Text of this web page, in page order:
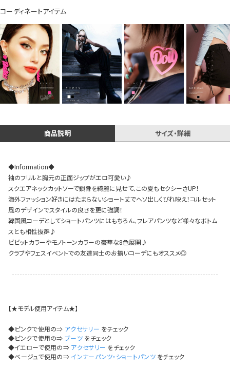
今活躍している多ジャンルダンサーさん×bombshellコラボ特集
コーディネートアイテム
商品説明 サイズ・詳細
◆Information◆
袖のフリルと胸元の正面ジップがエロ可愛い♪
スクエアネックカットソーで鎖骨を綺麗に見せて、この夏もセクシーさUP！
海外ファッション好きにはたまらないショート丈でヘソ出しくびれ映え！コルセット
風のデザインでスタイルの良さを更に強調！
韓国風コーデとしてショートパンツにはもちろん、フレアパンツなど様々なボトム
スとも相性抜群♪
ビビットカラーやモノトーンカラーの豪華な8色展開♪
クラブやフェスイベントでの友達同士のお揃いコーデにもオススメ◎
【★モデル使用アイテム★】
◆ピンクで使用の⇒ アクセサリー をチェック
◆ピンクで使用の⇒ブーツをチェック
◆イエローで使用の⇒ アクセサリー をチェック
◆ベージュで使用の⇒ インナーパンツ・ショートパンツをチェック